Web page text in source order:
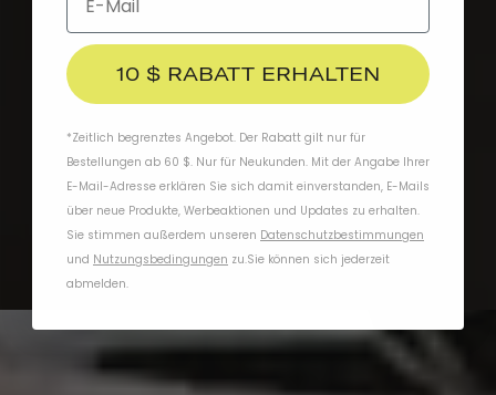
10 $ RABATT ERHALTEN
*Zeitlich begrenztes Angebot. Der Rabatt gilt nur für
Bestellungen ab 60 $. Nur für Neukunden. Mit der Angabe Ihrer
E-Mail-Adresse erklären Sie sich damit einverstanden, E-Mails
über neue Produkte, Werbeaktionen und Updates zu erhalten.
Sie stimmen außerdem unseren Datenschutzbestimmungen
und Nutzungsbedingungen zu.Sie können sich jederzeit
abmelden.